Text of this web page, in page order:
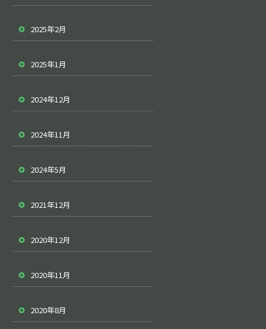
2025年2月
2025年1月
2024年12月
2024年11月
2024年5月
2021年12月
2020年12月
2020年11月
2020年8月